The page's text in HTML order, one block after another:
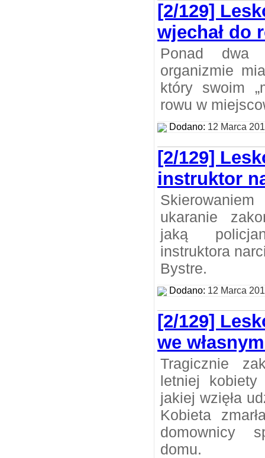
[2/129]
wjechał do
Ponad dwa
organizmie
który swoim
rowu w
Dodano: 12 Marca
[2/129]
instruktor
ukaranie
jaką
instruktora
Bystre.
Dodano: 12 Marca
[2/129]
we
Tragicznie
letniej
jakiej wzięła
Kobieta
domownicy
domu.